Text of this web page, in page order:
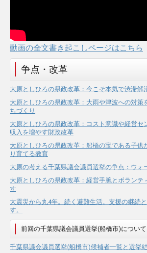
動画の全文書き起こしページはこちら
争点・改革
大原としひろの県政改革：今こそ本気で渋滞解
大原としひろの県政改革：大雨や津波への対策
ちづくり
大原としひろの県政改革：コスト意識や経営セ
収入を増やす財政改革
大原としひろの県政改革：船橋の宝である子供
り育てる教育
大原の考える千葉県議会議員選挙の争点：ウォ
大原としひろの県政改革：経営手腕とボランテ
す
大震災から丸4年。続く避難生活。支援の継続
す。
前回の千葉県議会議員選挙(船橋市)について
千葉県議会議員選挙(船橋市)候補者一覧と選挙